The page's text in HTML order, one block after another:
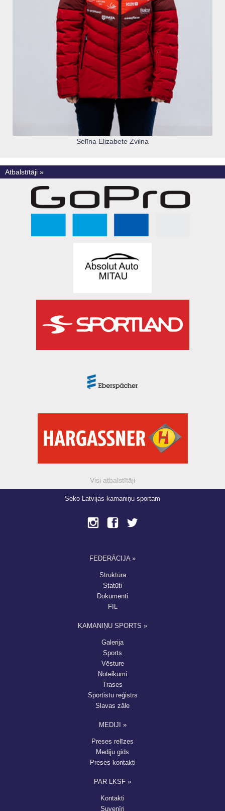
Selīna Elizabete Zvilna
Atbalstītāji »
Visi atbalstītāji
Seko Latvijas kamaniņu sportam
FEDERĀCIJA »
Struktūra
Statūti
Dokumenti
FIL
KAMANIŅU SPORTS »
Galerija
Sports
Vēsture
Noteikumi
Trases
Sportistu reģistrs
Slavas zāle
MEDIJI »
Preses relīzes
Mediju gids
Preses kontakti
PAR LKSF »
Kontakti
Suvenīri